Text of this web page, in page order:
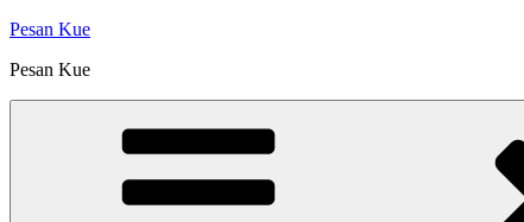
Skip
content
Pesan Kue
Pesan Kue